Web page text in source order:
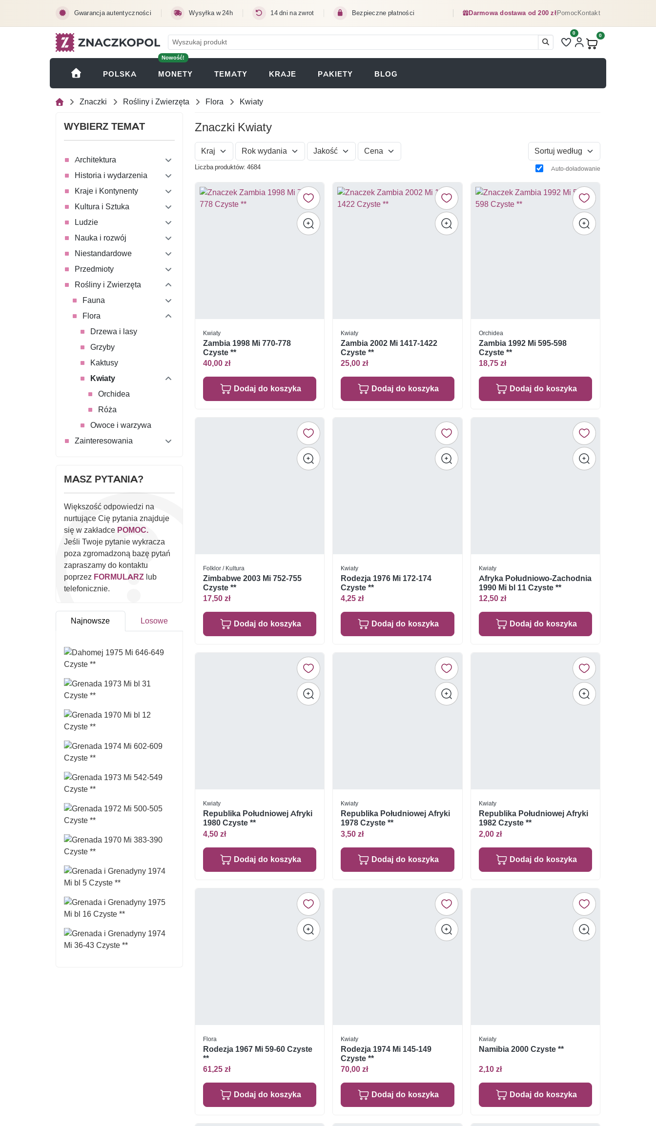
Gwarancja autentyczności Wysyłka w 24h 14 dni na zwrot Bezpieczne płatności Darmowa dostawa od 200 złPomocKontakt
Liczba pozycji na liście
0
Produkty w koszyku:
0
POLSKA
Nowość!
MONETY (OTWIERA SIĘ W NOWEJ KARCIE)
TEMATY KRAJE PAKIETY BLOG
Znaczki Rośliny i Zwierzęta Flora Kwiaty
WYBIERZ TEMAT
Architektura
Historia i wydarzenia
Kraje i Kontynenty
Kultura i Sztuka
Ludzie
Nauka i rozwój
Niestandardowe
Przedmioty
Rośliny i Zwierzęta
Fauna
Flora
Drzewa i lasy
Grzyby
Kaktusy
Kwiaty
Orchidea
Róża
Owoce i warzywa
Zainteresowania
MASZ PYTANIA?
Większość odpowiedzi na
nurtujące Cię pytania znajduje
się w zakładce POMOC.
Jeśli Twoje pytanie wykracza
poza zgromadzoną bazę pytań
zapraszamy do kontaktu
poprzez FORMULARZ lub
telefonicznie.
Najnowsze Losowe
Znaczki Kwiaty
Kraj Rok wydania Jakość Cena Sortuj według
Liczba produktów: 4684 Auto-doładowanie
Kwiaty
Zambia 1998 Mi 770-778
Czyste **
40,00 zł
Dodaj do koszyka
Kwiaty
Zambia 2002 Mi 1417-1422
Czyste **
25,00 zł
Dodaj do koszyka
Orchidea
Zambia 1992 Mi 595-598
Czyste **
18,75 zł
Dodaj do koszyka
Folklor / Kultura
Zimbabwe 2003 Mi 752-755
Czyste **
17,50 zł
Dodaj do koszyka
Kwiaty
Rodezja 1976 Mi 172-174
Czyste **
4,25 zł
Dodaj do koszyka
Kwiaty
Afryka Południowo-Zachodnia
1990 Mi bl 11 Czyste **
12,50 zł
Dodaj do koszyka
Kwiaty
Republika Południowej Afryki
1980 Czyste **
4,50 zł
Dodaj do koszyka
Kwiaty
Republika Południowej Afryki
1978 Czyste **
3,50 zł
Dodaj do koszyka
Kwiaty
Republika Południowej Afryki
1982 Czyste **
2,00 zł
Dodaj do koszyka
Flora
Rodezja 1967 Mi 59-60 Czyste
**
61,25 zł
Dodaj do koszyka
Kwiaty
Rodezja 1974 Mi 145-149
Czyste **
70,00 zł
Dodaj do koszyka
Kwiaty
Namibia 2000 Czyste **
2,10 zł
Dodaj do koszyka